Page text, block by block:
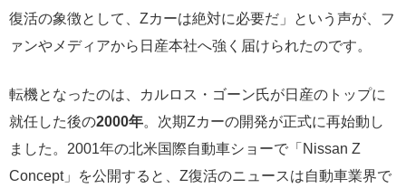
復活の象徴として、Zカーは絶対に必要だ」という声が、フ
ァンやメディアから日産本社へ強く届けられたのです。
転機となったのは、カルロス・ゴーン氏が日産のトップに
就任した後の2000年。次期Zカーの開発が正式に再始動し
ました。2001年の北米国際自動車ショーで「Nissan Z
Concept」を公開すると、Z復活のニュースは自動車業界で